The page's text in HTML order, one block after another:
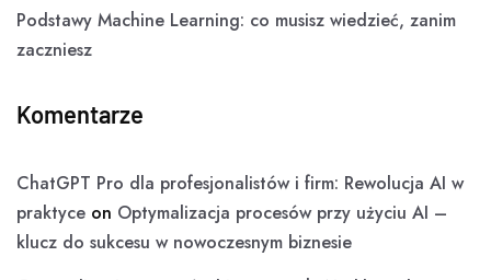
Podstawy Machine Learning: co musisz wiedzieć, zanim
zaczniesz
Komentarze
ChatGPT Pro dla profesjonalistów i firm: Rewolucja AI w
praktyce on Optymalizacja procesów przy użyciu AI –
klucz do sukcesu w nowoczesnym biznesie